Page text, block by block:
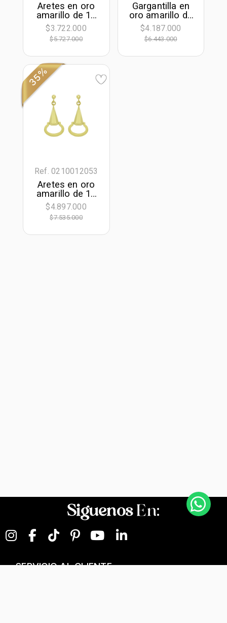
Aretes en oro
amarillo de 18
Kilates, Figuras
geométricas
$3.722.000
$5.727.000
Gargantilla en
oro amarillo de
18 Kilates,
Figuras
geométricas, 42
$4.187.000
$6.443.000
35%
Ref. 0210012053
Aretes en oro
amarillo de 18
Kilates, Figuras
geométricas
$4.897.000
$7.535.000
SiguenosEn:
SERVICIO AL CLIENTE